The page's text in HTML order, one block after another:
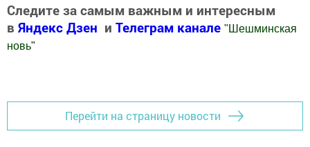
Следите за самым важным и интересным
в Яндекс Дзен и Телеграм канале " Шешминская
новь"
Перейти на страницу новости